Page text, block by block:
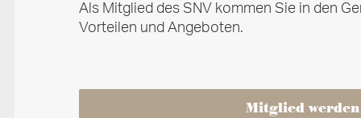
Als Mitglied des SNV kommen Sie in den
Vorteilen und Angeboten.
Mitglied werden